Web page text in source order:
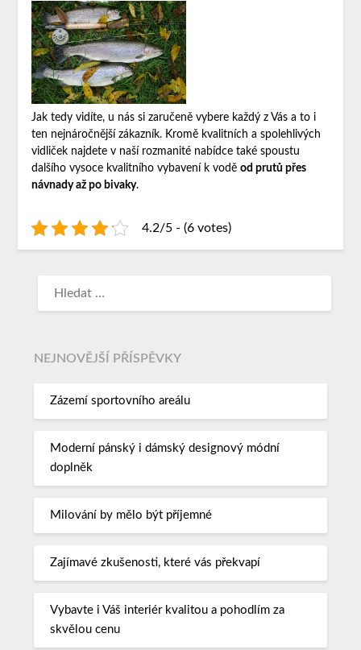
Jak tedy vidíte, u nás si zaručeně vybere každý z Vás a to i
ten nejnáročnější zákazník. Kromě kvalitních a spolehlivých
vidliček najdete v naší rozmanité nabídce také spoustu
dalšího vysoce kvalitního vybavení k vodě od prutů přes
návnady až po bivaky.
4.2/5 - (6 votes)
NEJNOVĚJŠÍ PŘÍSPĚVKY
Zázemí sportovního areálu
Moderní pánský i dámský designový módní
doplněk
Milování by mělo být příjemné
Zajímavé zkušenosti, které vás překvapí
Vybavte i Váš interiér kvalitou a pohodlím za
skvělou cenu